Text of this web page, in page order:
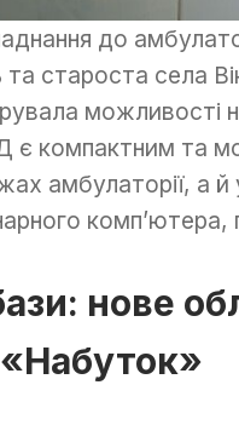
до
та староста села
можливості
є компактним та
амбулаторії, а й
нове